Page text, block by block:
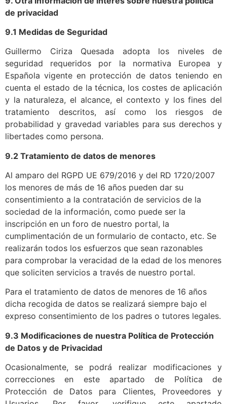
de privacidad
9.1 Medidas de Seguridad
Guillermo Ciriza Quesada adopta los niveles de
seguridad requeridos por la normativa Europea y
Española vigente en protección de datos teniendo en
cuenta el estado de la técnica, los costes de aplicación
y la naturaleza, el alcance, el contexto y los fines del
tratamiento descritos, así como los riesgos de
probabilidad y gravedad variables para sus derechos y
libertades como persona.
9.2 Tratamiento de datos de menores
Al amparo del RGPD UE 679/2016 y del RD 1720/2007
los menores de más de 16 años pueden dar su
consentimiento a la contratación de servicios de la
sociedad de la información, como puede ser la
inscripción en un foro de nuestro portal, la
cumplimentación de un formulario de contacto, etc. Se
realizarán todos los esfuerzos que sean razonables
para comprobar la veracidad de la edad de los menores
que soliciten servicios a través de nuestro portal.
Para el tratamiento de datos de menores de 16 años
dicha recogida de datos se realizará siempre bajo el
expreso consentimiento de los padres o tutores legales.
9.3 Modificaciones de nuestra Política de Protección
de Datos y de Privacidad
Ocasionalmente, se podrá realizar modificaciones y
correcciones en este apartado de Política de
Protección de Datos para Clientes, Proveedores y